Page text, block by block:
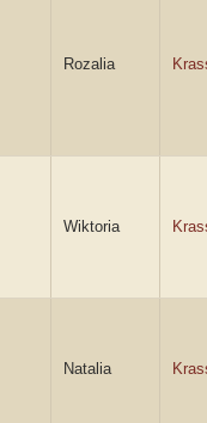
Rozalia
Wiktoria
Natalia